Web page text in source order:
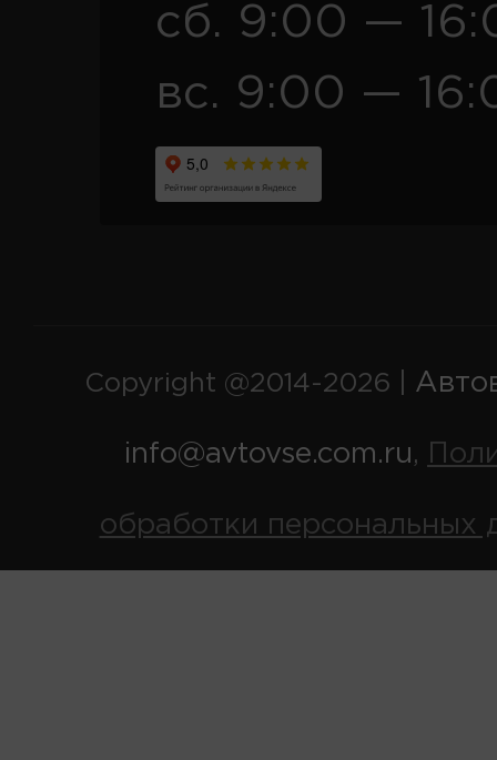
сб. 9:00 —
вс. 9:00 —
Copyright @2014-2026 |
info@avtovse.com.ru,
обработки персональных